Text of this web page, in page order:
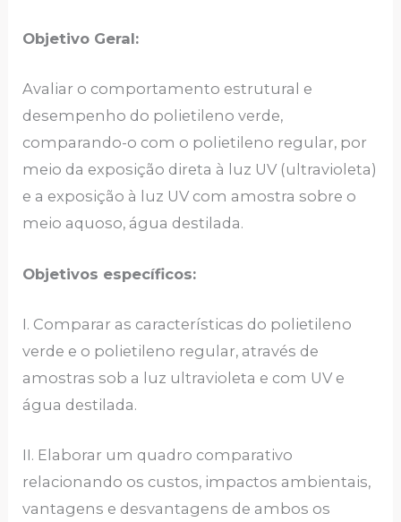
Objetivo Geral:
Avaliar o comportamento estrutural e
desempenho do polietileno verde,
comparando-o com o polietileno regular, por
meio da exposição direta à luz UV (ultravioleta)
e a exposição à luz UV com amostra sobre o
meio aquoso, água destilada.
Objetivos específicos:
I. Comparar as características do polietileno
verde e o polietileno regular, através de
amostras sob a luz ultravioleta e com UV e
água destilada.
II. Elaborar um quadro comparativo
relacionando os custos, impactos ambientais,
vantagens e desvantagens de ambos os